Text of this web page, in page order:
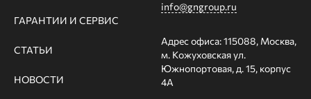
ГАРАНТИИ И СЕРВИС
СТАТЬИ
НОВОСТИ
info@gngroup.ru
Адрес офиса: 115088, Москва,
м. Кожуховская ул.
Южнопортовая, д. 15, корпус
4А